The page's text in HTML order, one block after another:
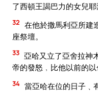
了西頓王謁巴力的女兒
32 在他於撒馬利亞所建
座祭壇。
33 亞哈又立了亞舍拉神
帝的發怒﹐比他以前的以
34 當亞哈在位的日子﹑